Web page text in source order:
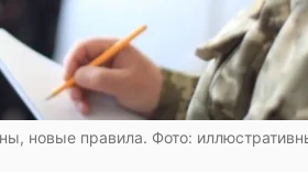
новые правила. Фото: